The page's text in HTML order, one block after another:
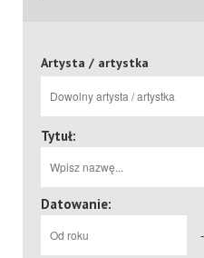
Artysta / artystka
Tytuł:
Datowanie:
-